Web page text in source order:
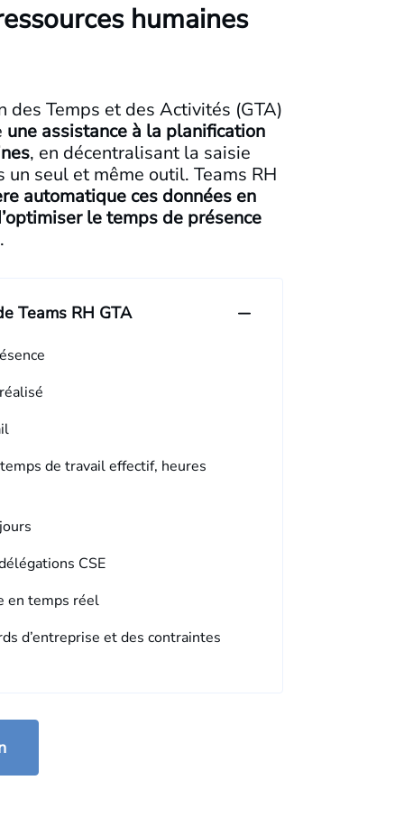
humaines
des Temps et des Activités (GTA)
une assistance à la planification
, en décentralisant la saisie
seul et même outil. Teams RH
automatique ces données en
le temps de présence
Teams RH GTA
de travail effectif, heures
CSE
en temps réel
d’entreprise et des contraintes